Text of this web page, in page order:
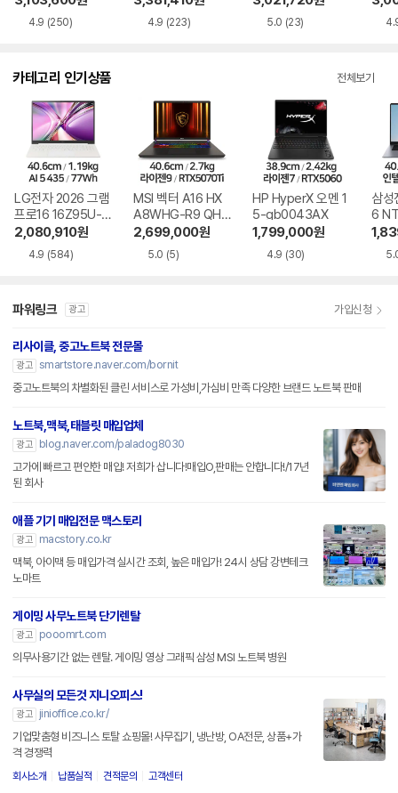
4.9 (250) 4.9 (223) 5.0 (23)
카테고리 인기상품 전체보기
LG전자 2026 그램
프로16 16Z95U-G
S5WK
2,080,910원
4.9 (584)
MSI 벡터 A16 HX
A8WHG-R9 QHD
+
2,699,000원
5.0 (5)
HP HyperX 오멘 1
5-gb0043AX
1,799,000원
4.9 (30)
삼성
6
A
파워링크 광고 가입신청
리사이클, 중고노트북 전문몰
광고 smartstore.naver.com/bornit
중고노트북의 차별화된 클린 서비스로 가성비,가심비 만족 다양한 브랜드 노트북 판매
노트북,맥북,태블릿 매입업체
광고
blog.naver.com/paladog8030
고가에 빠르고 편안한 매입! 저희가 삽니다!매입O,판매는 안합니다!/17년
된 회사
애플 기기 매입전문 맥스토리
광고
macstory.co.kr
맥북, 아이맥 등 매입가격 실시간 조회, 높은 매입가! 24시 상담 강변테크
노마트
게이밍 사무노트북 단기렌탈
광고
pooomrt.com
의무사용기간 없는 렌탈. 게이밍 영상 그래픽 삼성 MSI 노트북 병원
사무실의 모든것 지니오피스!
광고
jinioffice.co.kr/
기업맞춤형 비즈니스 토탈 쇼핑몰! 사무집기, 냉난방, OA전문, 상품+가
격 경쟁력
회사소개 납품실적 견적문의 고객센터